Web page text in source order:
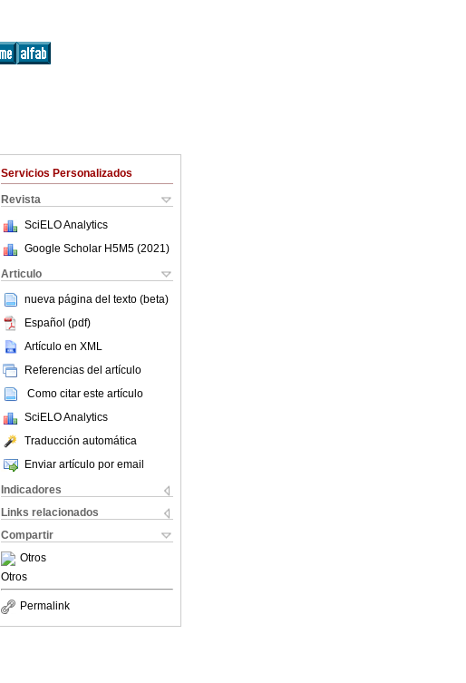
Servicios Personalizados
Revista
SciELO Analytics
Google Scholar H5M5 (2021 )
Articulo
nueva página del texto (beta)
Español (pdf)
Artículo en XML
Referencias del artículo
Como citar este artículo
SciELO Analytics
Traducción automática
Enviar artículo por email
Indicadores
Links relacionados
Compartir
Otros
Otros
Permalink